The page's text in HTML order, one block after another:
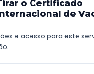
o Certificado
de
e acesso para este